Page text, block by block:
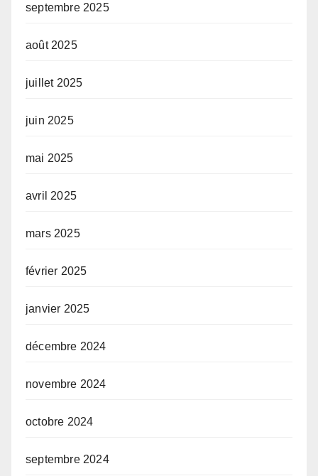
septembre 2025
août 2025
juillet 2025
juin 2025
mai 2025
avril 2025
mars 2025
février 2025
janvier 2025
décembre 2024
novembre 2024
octobre 2024
septembre 2024